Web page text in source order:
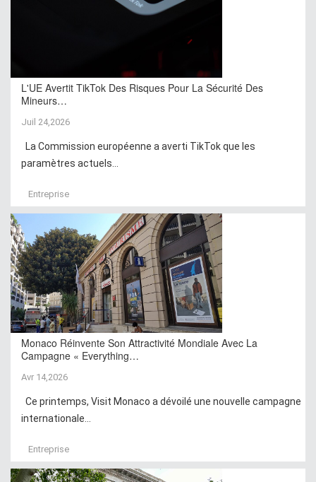
L'UE Avertit TikTok Des Risques Pour La Sécurité Des
Mineurs…
Juil 24,2026
La Commission européenne a averti TikTok que les
paramètres actuels...
Entreprise
Monaco Réinvente Son Attractivité Mondiale Avec La
Campagne « Everything…
Avr 14,2026
Ce printemps, Visit Monaco a dévoilé une nouvelle campagne
internationale...
Entreprise